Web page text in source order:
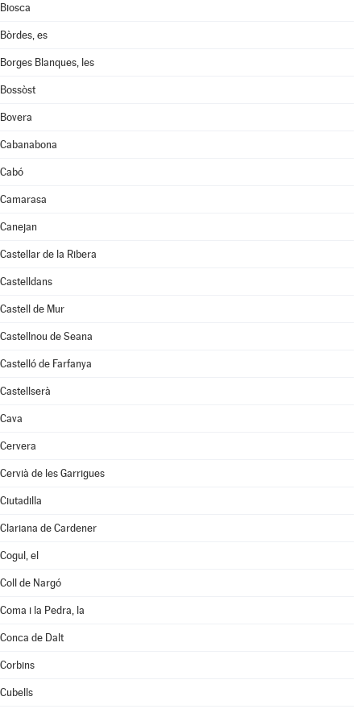
Biosca
Bòrdes, es
Borges Blanques, les
Bossòst
Bovera
Cabanabona
Cabó
Camarasa
Canejan
Castellar de la Ribera
Castelldans
Castell de Mur
Castellnou de Seana
Castelló de Farfanya
Castellserà
Cava
Cervera
Cervià de les Garrigues
Ciutadilla
Clariana de Cardener
Cogul, el
Coll de Nargó
Coma i la Pedra, la
Conca de Dalt
Corbins
Cubells